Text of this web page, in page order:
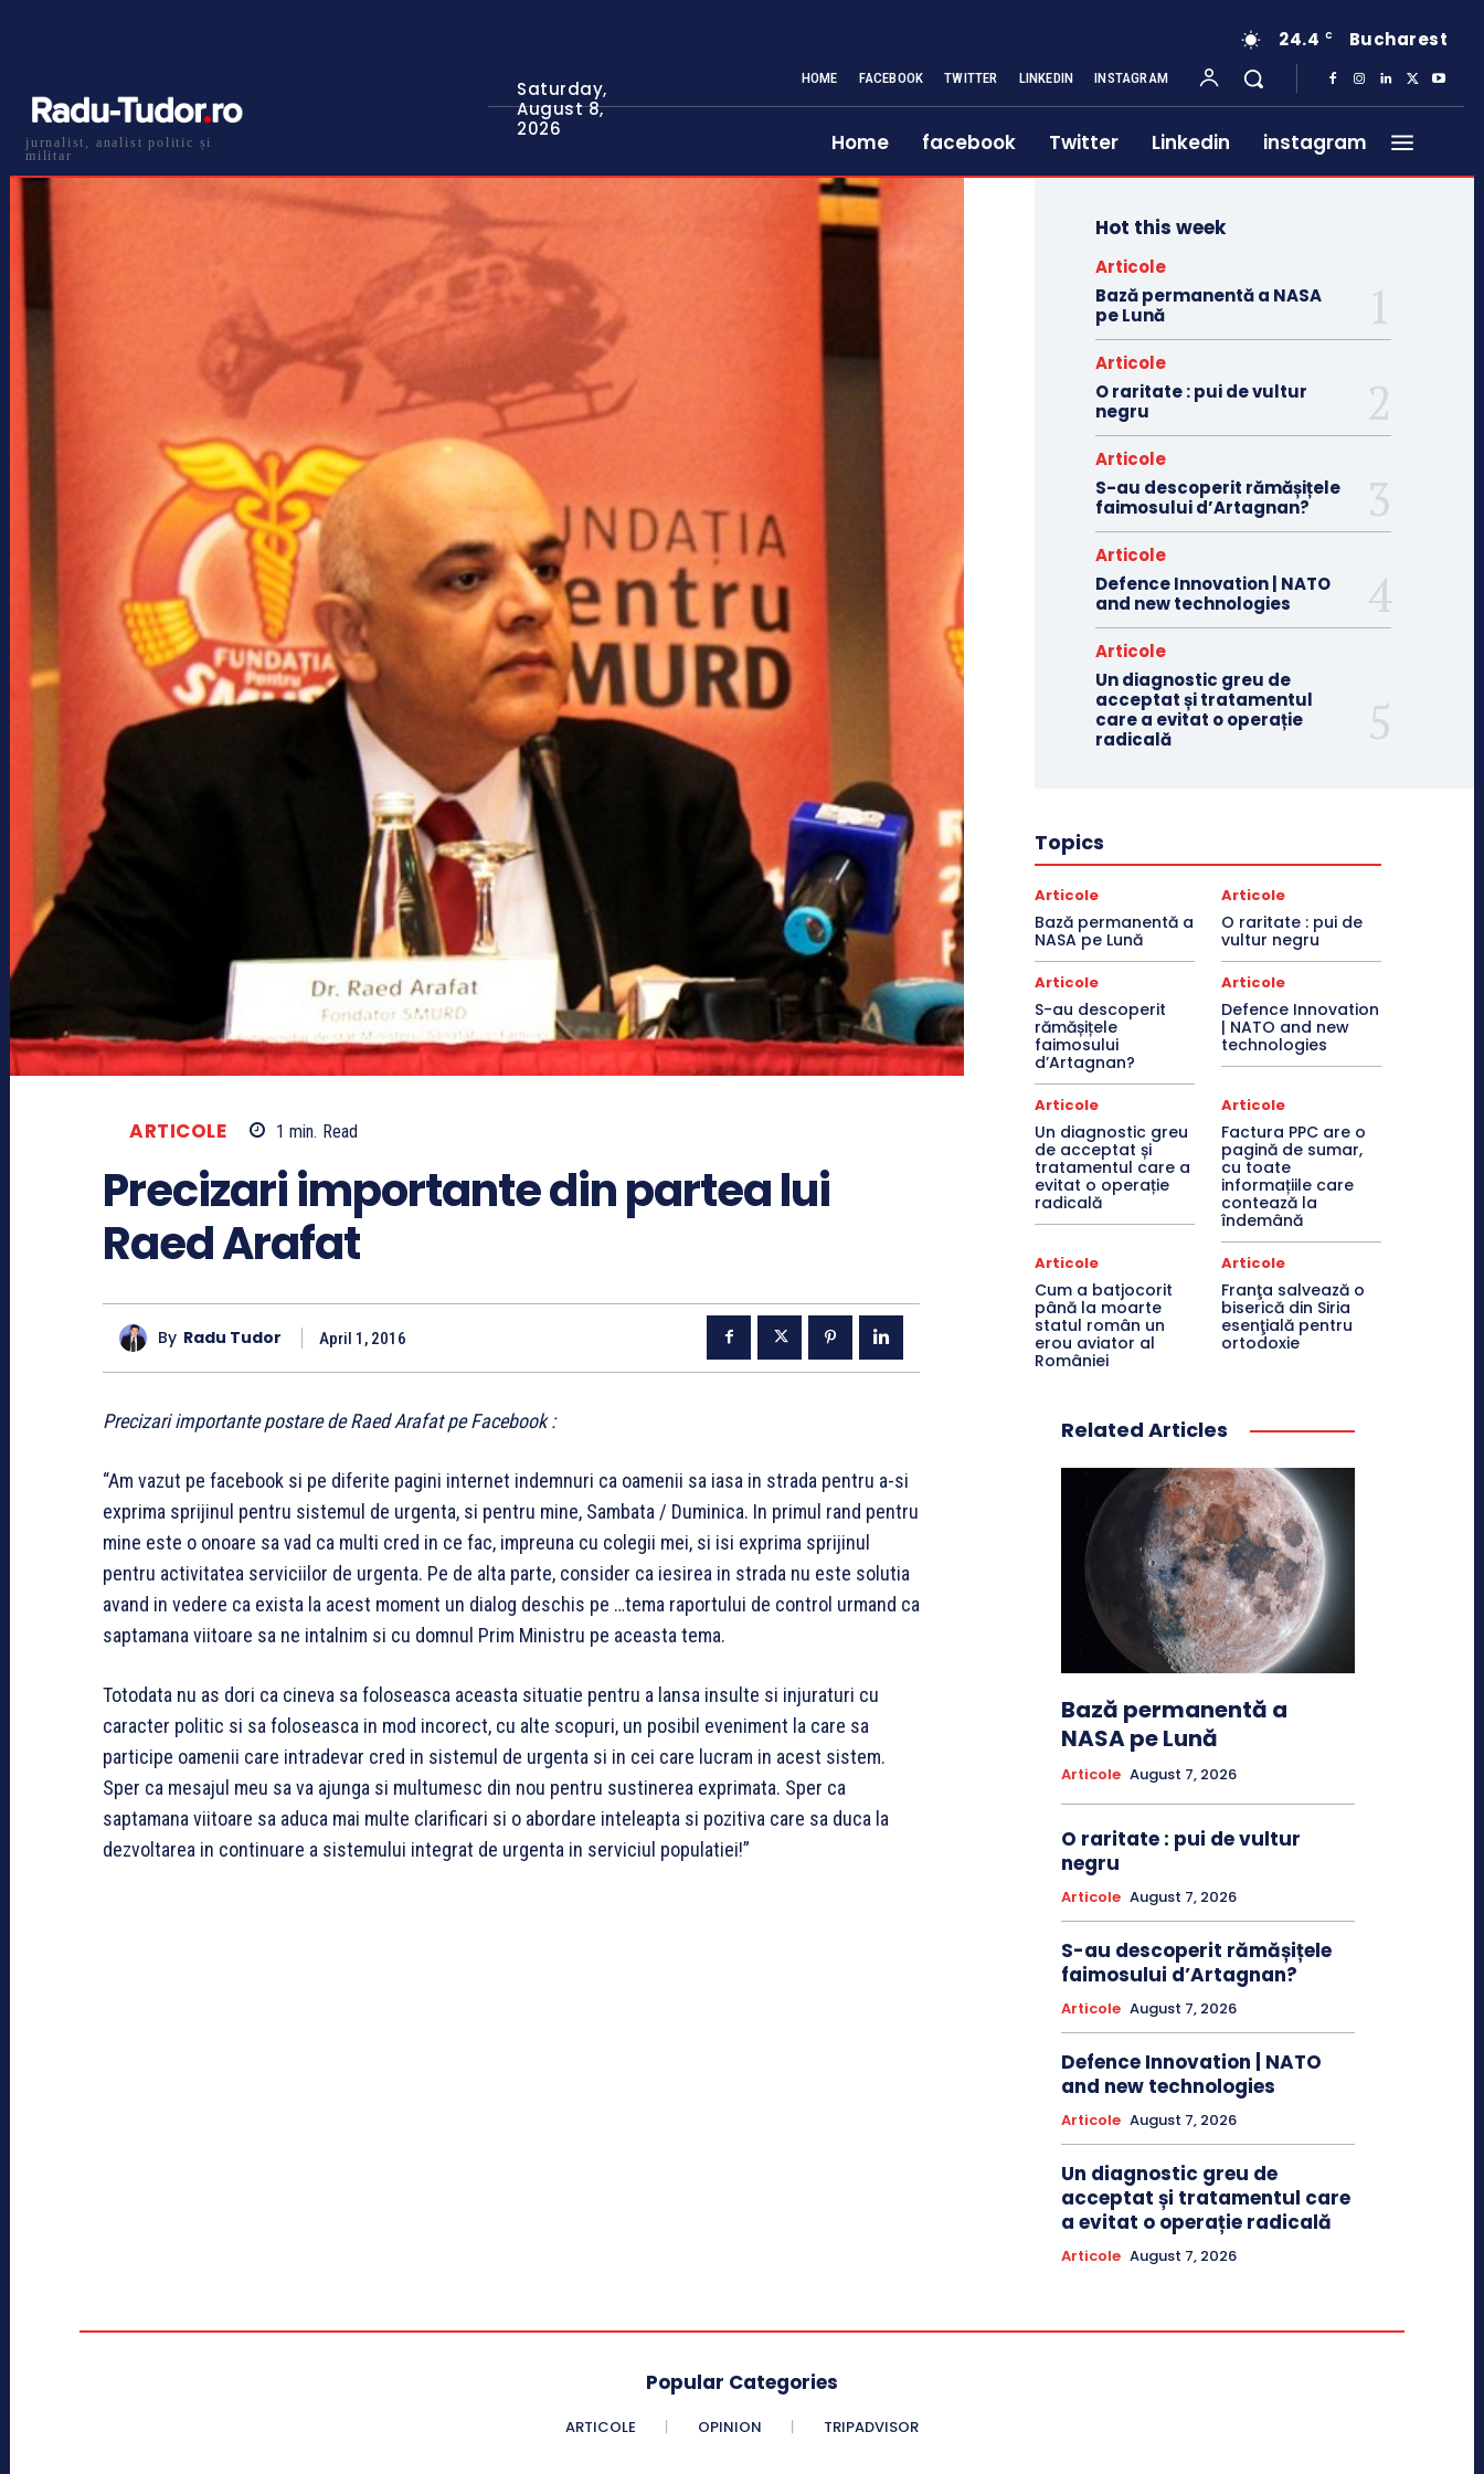
jurnalist, analist politic și
militar
Saturday,
August 8,
2026
24.4 C Bucharest
HOME FACEBOOK TWITTER LINKEDIN INSTAGRAM
Home facebook Twitter Linkedin instagram
ARTICOLE 1 min. Read
Precizari importante din partea lui
Raed Arafat
By Radu Tudor April 1, 2016
Precizari importante postare de Raed Arafat pe Facebook :
“Am vazut pe facebook si pe diferite pagini internet indemnuri ca oamenii sa iasa in strada pentru a-si
exprima sprijinul pentru sistemul de urgenta, si pentru mine, Sambata / Duminica. In primul rand pentru
mine este o onoare sa vad ca multi cred in ce fac, impreuna cu colegii mei, si isi exprima sprijinul
pentru activitatea serviciilor de urgenta. Pe de alta parte, consider ca iesirea in strada nu este solutia
avand in vedere ca exista la acest moment un dialog deschis pe …tema raportului de control urmand ca
saptamana viitoare sa ne intalnim si cu domnul Prim Ministru pe aceasta tema.
Totodata nu as dori ca cineva sa foloseasca aceasta situatie pentru a lansa insulte si injuraturi cu
caracter politic si sa foloseasca in mod incorect, cu alte scopuri, un posibil eveniment la care sa
participe oamenii care intradevar cred in sistemul de urgenta si in cei care lucram in acest sistem.
Sper ca mesajul meu sa va ajunga si multumesc din nou pentru sustinerea exprimata. Sper ca
saptamana viitoare sa aduca mai multe clarificari si o abordare inteleapta si pozitiva care sa duca la
dezvoltarea in continuare a sistemului integrat de urgenta in serviciul populatiei!”
Hot this week
Articole
Bază permanentă a NASA
pe Lună
Articole
O raritate : pui de vultur
negru
Articole
S-au descoperit rămășițele
faimosului d’Artagnan?
Articole
Defence Innovation | NATO
and new technologies
Articole
Un diagnostic greu de
acceptat și tratamentul
care a evitat o operație
radicală
Topics
Articole
Bază permanentă a
NASA pe Lună
Articole
O raritate : pui de
vultur negru
Articole
S-au descoperit
rămășițele
faimosului
d’Artagnan?
Articole
Defence Innovation
| NATO and new
technologies
Articole
Un diagnostic greu
de acceptat și
tratamentul care a
evitat o operație
radicală
Articole
Factura PPC are o
pagină de sumar,
cu toate
informațiile care
contează la
îndemână
Articole
Cum a batjocorit
până la moarte
statul român un
erou aviator al
României
Articole
Franţa salvează o
biserică din Siria
esenţială pentru
ortodoxie
Related Articles
Bază permanentă a
NASA pe Lună
Articole August 7, 2026
O raritate : pui de vultur
negru
Articole August 7, 2026
S-au descoperit rămășițele
faimosului d’Artagnan?
Articole August 7, 2026
Defence Innovation | NATO
and new technologies
Articole August 7, 2026
Un diagnostic greu de
acceptat și tratamentul care
a evitat o operație radicală
Articole August 7, 2026
Popular Categories
ARTICOLE OPINION TRIPADVISOR